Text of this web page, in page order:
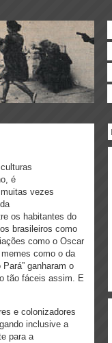
é
vezes
os habitantes do
brasileiros como
como o Oscar
como o da
ganharam o
tão fáceis assim. E
e colonizadores
inclusive a
para a